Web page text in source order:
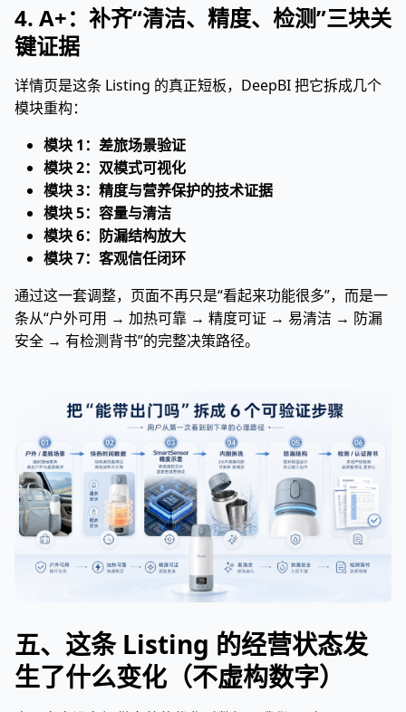
4. A+：补齐“清洁、精度、检测”三块关
键证据
详情页是这条 Listing 的真正短板，DeepBI 把它拆成几个
模块重构：
模块 1：差旅场景验证
模块 2：双模式可视化
模块 3：精度与营养保护的技术证据
模块 5：容量与清洁
模块 6：防漏结构放大
模块 7：客观信任闭环
通过这一套调整，页面不再只是“看起来功能很多”，而是一
条从“户外可用 → 加热可靠 → 精度可证 → 易清洁 → 防漏
安全 → 有检测背书”的完整决策路径。
五、这条 Listing 的经营状态发
生了什么变化（不虚构数字）